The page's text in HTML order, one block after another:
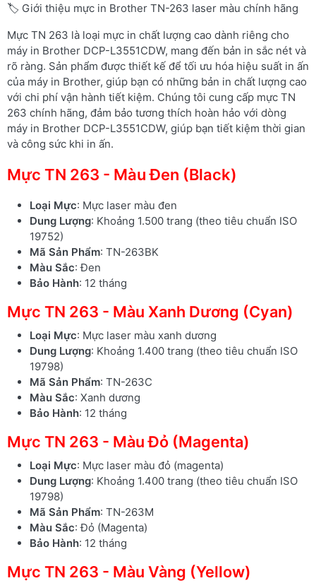
🏷️ Giới thiệu mực in Brother TN-263 laser màu chính hãng
Mực TN 263 là loại mực in chất lượng cao dành riêng cho
máy in Brother DCP-L3551CDW, mang đến bản in sắc nét và
rõ ràng. Sản phẩm được thiết kế để tối ưu hóa hiệu suất in ấn
của máy in Brother, giúp bạn có những bản in chất lượng cao
với chi phí vận hành tiết kiệm. Chúng tôi cung cấp mực TN
263 chính hãng, đảm bảo tương thích hoàn hảo với dòng
máy in Brother DCP-L3551CDW, giúp bạn tiết kiệm thời gian
và công sức khi in ấn.
Mực TN 263 - Màu Đen (Black)
Loại Mực: Mực laser màu đen
Dung Lượng: Khoảng 1.500 trang (theo tiêu chuẩn ISO
19752)
Mã Sản Phẩm: TN-263BK
Màu Sắc: Đen
Bảo Hành: 12 tháng
Mực TN 263 - Màu Xanh Dương (Cyan)
Loại Mực: Mực laser màu xanh dương
Dung Lượng: Khoảng 1.400 trang (theo tiêu chuẩn ISO
19798)
Mã Sản Phẩm: TN-263C
Màu Sắc: Xanh dương
Bảo Hành: 12 tháng
Mực TN 263 - Màu Đỏ (Magenta)
Loại Mực: Mực laser màu đỏ (magenta)
Dung Lượng: Khoảng 1.400 trang (theo tiêu chuẩn ISO
19798)
Mã Sản Phẩm: TN-263M
Màu Sắc: Đỏ (Magenta)
Bảo Hành: 12 tháng
Mực TN 263 - Màu Vàng (Yellow)